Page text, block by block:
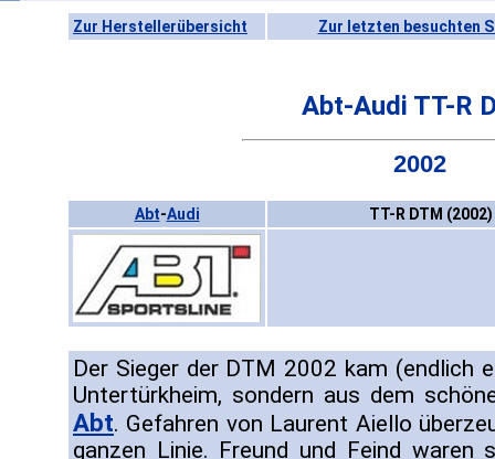
Zur Herstellerübersicht Zur letzten besuchten
Abt-Audi TT-R
2002
Abt-Audi TT-R DTM (2002)
Der Sieger der DTM 2002 kam (endlich
Untertürkheim, sondern aus dem
Abt. Gefahren von Laurent Aiello
ganzen Linie. Freund und Feind waren